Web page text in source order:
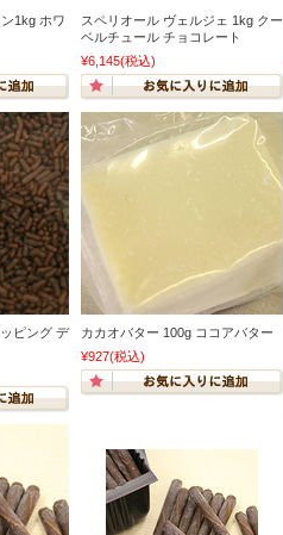
1kg ホワ
スペリオール ヴェルジェ 1kg クー
ベルチュール チョコレート
¥6,145(税込)
ピング デ
カカオバター 100g ココアバター
¥927(税込)